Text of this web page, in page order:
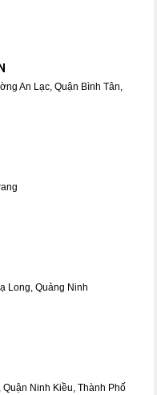
An Lạc, Quận Bình Tân,
Long, Quảng Ninh
Ninh Kiều, Thành Phố